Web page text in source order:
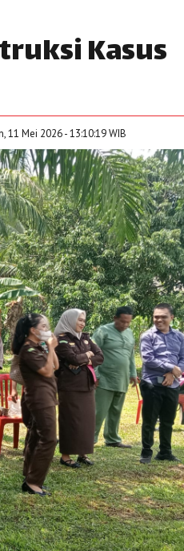
Kasus
11 Mei 2026 - 13:10:19 WIB